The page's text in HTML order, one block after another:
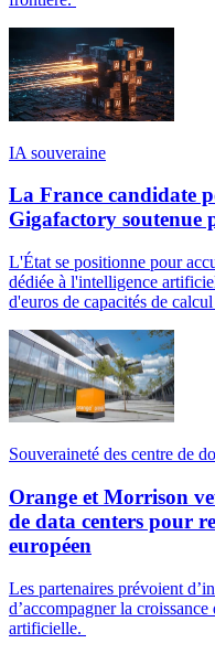
IA souveraine
La France candidate
Gigafactory soutenue
L'État se positionne pour
dédiée à l'intelligence
d'euros de capacités de
Souveraineté des centre de
Orange et Morrison
de data centers pour
européen
Les partenaires prévoient
d’accompagner la
artificielle.